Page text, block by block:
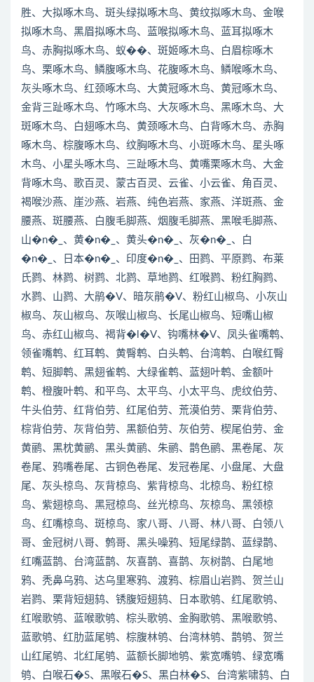
胜、大拟啄木鸟、斑头绿拟啄木鸟、黄纹拟啄木鸟、金喉
拟啄木鸟、黑眉拟啄木鸟、蓝喉拟啄木鸟、蓝耳拟啄木
鸟、赤胸拟啄木鸟、蚁��、斑姬啄木鸟、白眉棕啄木
鸟、栗啄木鸟、鳞腹啄木鸟、花腹啄木鸟、鳞喉啄木鸟、
灰头啄木鸟、红颈啄木鸟、大黄冠啄木鸟、黄冠啄木鸟、
金背三趾啄木鸟、竹啄木鸟、大灰啄木鸟、黑啄木鸟、大
斑啄木鸟、白翅啄木鸟、黄颈啄木鸟、白背啄木鸟、赤胸
啄木鸟、棕腹啄木鸟、纹胸啄木鸟、小斑啄木鸟、星头啄
木鸟、小星头啄木鸟、三趾啄木鸟、黄嘴栗啄木鸟、大金
背啄木鸟、歌百灵、蒙古百灵、云雀、小云雀、角百灵、
褐喉沙燕、崖沙燕、岩燕、纯色岩燕、家燕、洋斑燕、金
腰燕、斑腰燕、白腹毛脚燕、烟腹毛脚燕、黑喉毛脚燕、
山�n�_、黄�n�_、黄头�n�_、灰�n�_、白
�n�_、日本�n�_、印度�n�_、田鹨、平原鹨、布莱
氏鹨、林鹨、树鹨、北鹨、草地鹨、红喉鹨、粉红胸鹨、
水鹨、山鹨、大鹃�V、暗灰鹃�V、粉红山椒鸟、小灰山
椒鸟、灰山椒鸟、灰喉山椒鸟、长尾山椒鸟、短嘴山椒
鸟、赤红山椒鸟、褐背�l�V、钩嘴林�V、凤头雀嘴鹎、
领雀嘴鹎、红耳鹎、黄臀鹎、白头鹎、台湾鹎、白喉红臀
鹎、短脚鹎、黑翅雀鹎、大绿雀鹎、蓝翅叶鹎、金额叶
鹎、橙腹叶鹎、和平鸟、太平鸟、小太平鸟、虎纹伯劳、
牛头伯劳、红背伯劳、红尾伯劳、荒漠伯劳、栗背伯劳、
棕背伯劳、灰背伯劳、黑额伯劳、灰伯劳、楔尾伯劳、金
黄鹂、黑枕黄鹂、黑头黄鹂、朱鹂、鹊色鹂、黑卷尾、灰
卷尾、鸦嘴卷尾、古铜色卷尾、发冠卷尾、小盘尾、大盘
尾、灰头椋鸟、灰背椋鸟、紫背椋鸟、北椋鸟、粉红椋
鸟、紫翅椋鸟、黑冠椋鸟、丝光椋鸟、灰椋鸟、黑领椋
鸟、红嘴椋鸟、斑椋鸟、家八哥、八哥、林八哥、白领八
哥、金冠树八哥、鹩哥、黑头噪鸦、短尾绿鹊、蓝绿鹊、
红嘴蓝鹊、台湾蓝鹊、灰喜鹊、喜鹊、灰树鹊、白尾地
鸦、秃鼻乌鸦、达乌里寒鸦、渡鸦、棕眉山岩鹨、贺兰山
岩鹨、栗背短翅鸫、锈腹短翅鸫、日本歌鸲、红尾歌鸲、
红喉歌鸲、蓝喉歌鸲、棕头歌鸲、金胸歌鸲、黑喉歌鸲、
蓝歌鸲、红肋蓝尾鸲、棕腹林鸲、台湾林鸲、鹊鸲、贺兰
山红尾鸲、北红尾鸲、蓝额长脚地鸲、紫宽嘴鸲、绿宽嘴
鸲、白喉石�S、黑喉石�S、黑白林�S、台湾紫啸鸫、白